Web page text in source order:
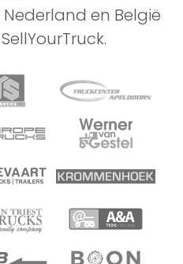
en België